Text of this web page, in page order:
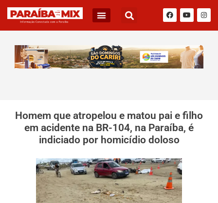
Homem que atropelou e matou pai e filho
em acidente na BR-104, na Paraíba, é
indiciado por homicídio doloso